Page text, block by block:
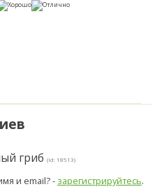
гриб (id: 18513)
и email? - зарегистрируйтесь.